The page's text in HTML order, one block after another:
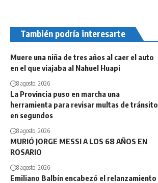
También podría interesarte
Muere una niña de tres años al caer el auto
en el que viajaba al Nahuel Huapi
8 agosto, 2026
La Provincia puso en marcha una
herramienta para revisar multas de tránsito
en segundos
8 agosto, 2026
MURIÓ JORGE MESSI A LOS 68 AÑOS EN
ROSARIO
8 agosto, 2026
Emiliano Balbín encabezó el relanzamiento